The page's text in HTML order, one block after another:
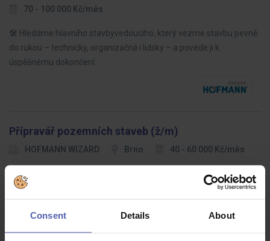
Consent Details About
70 - 100 000 Kč/měs
🛠️ Hledáme hlavního stavbyvedoucího, který vezme stavbu pevně
do rukou – technicky, organizačně i lidsky – a povede ji k
úspěšnému dokončení.
Přípravář pozemních staveb (ž/m)
HOFMANN WIZARD Brno 40 - 60 000 Kč/měs
Hledáme zkušeného přípraváře pozemních staveb, který bude
zodpovědný za přípravu a koordinaci stavebních projektů, od
plánování až po realizaci